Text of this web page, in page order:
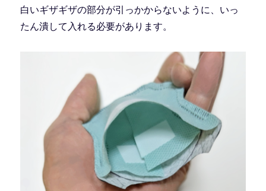
白いギザギザの部分が引っかからないように、いっ
たん潰して入れる必要があります。